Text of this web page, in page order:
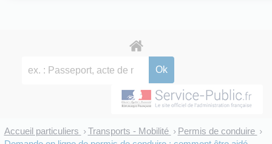
Accueil particuliers > Transports - Mobilité > Permis de conduire >